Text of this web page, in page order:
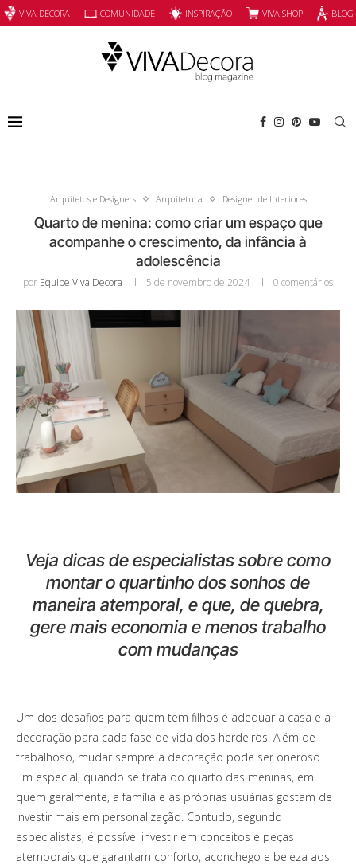
VIVA DECORA COMUNIDADE INSPIRAÇÃO VIVA SHOP
Arquitetos e Designers Arquitetura Designer de Interiores
Quarto de menina: como criar um espaço que
acompanhe o crescimento, da infância à
adolescência
por Equipe Viva Decora 5 de novembro de 2024 0 comentários
Veja dicas de especialistas sobre como
montar o quartinho dos sonhos de
maneira atemporal, e que, de quebra,
gere mais economia e menos trabalho
com mudanças
Um dos desafios para quem tem filhos é adequar a casa e a
decoração para cada fase de vida dos herdeiros. Além de
trabalhoso, mudar sempre a decoração pode ser oneroso.
Em especial, quando se trata do quarto das meninas, em
quem geralmente, a família e as próprias usuárias gostam de
investir mais em personalização. Contudo, segundo
especialistas, é possível investir em conceitos e peças
atemporais que garantam conforto, aconchego e beleza aos